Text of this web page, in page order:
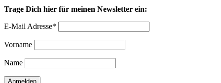
Trage Dich hier für meinen Newsletter ein:
E-Mail Adresse*
Vorname
Name